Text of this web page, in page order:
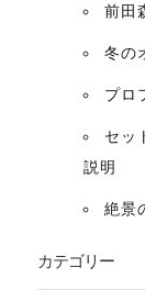
前田
冬の
プロ
セッ
説明
絶景
カテゴリー